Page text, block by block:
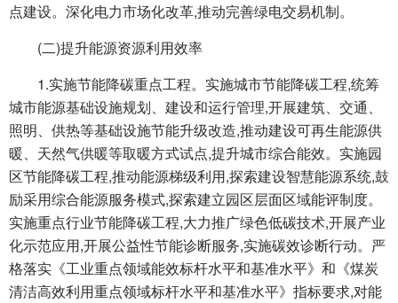
点建设。深化电力市场化改革,推动完善绿电交易机制。
(二)提升能源资源利用效率
1.实施节能降碳重点工程。实施城市节能降碳工程,统筹
城市能源基础设施规划、建设和运行管理,开展建筑、交通、
照明、供热等基础设施节能升级改造,推动建设可再生能源供
暖、天然气供暖等取暖方式试点,提升城市综合能效。实施园
区节能降碳工程,推动能源梯级利用,探索建设智慧能源系统,鼓
励采用综合能源服务模式,探索建立园区层面区域能评制度。
实施重点行业节能降碳工程,大力推广绿色低碳技术,开展产业
化示范应用,开展公益性节能诊断服务,实施碳效诊断行动。严
格落实《工业重点领域能效标杆水平和基准水平》和《煤炭
清洁高效利用重点领域标杆水平和基准水平》指标要求,对能